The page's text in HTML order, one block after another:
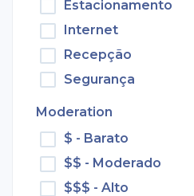
Estacionamento
Internet
Recepção
Segurança
Moderation
$ - Barato
$$ - Moderado
$$$ - Alto